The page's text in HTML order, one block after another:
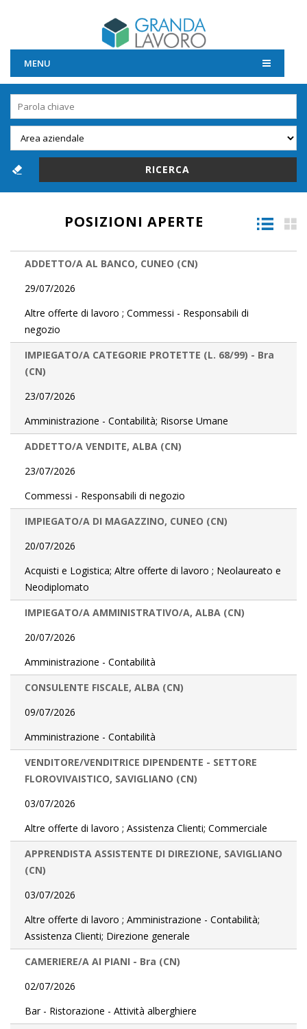
MENU
POSIZIONI APERTE
ADDETTO/A AL BANCO, CUNEO (CN)
29/07/2026
Altre offerte di lavoro ; Commessi - Responsabili di
negozio
IMPIEGATO/A CATEGORIE PROTETTE (L. 68/99) - Bra
(CN)
23/07/2026
Amministrazione - Contabilità; Risorse Umane
ADDETTO/A VENDITE, ALBA (CN)
23/07/2026
Commessi - Responsabili di negozio
IMPIEGATO/A DI MAGAZZINO, CUNEO (CN)
20/07/2026
Acquisti e Logistica; Altre offerte di lavoro ; Neolaureato e
Neodiplomato
IMPIEGATO/A AMMINISTRATIVO/A, ALBA (CN)
20/07/2026
Amministrazione - Contabilità
CONSULENTE FISCALE, ALBA (CN)
09/07/2026
Amministrazione - Contabilità
VENDITORE/VENDITRICE DIPENDENTE - SETTORE
FLOROVIVAISTICO, SAVIGLIANO (CN)
03/07/2026
Altre offerte di lavoro ; Assistenza Clienti; Commerciale
APPRENDISTA ASSISTENTE DI DIREZIONE, SAVIGLIANO
(CN)
03/07/2026
Altre offerte di lavoro ; Amministrazione - Contabilità;
Assistenza Clienti; Direzione generale
CAMERIERE/A AI PIANI - Bra (CN)
02/07/2026
Bar - Ristorazione - Attività alberghiere